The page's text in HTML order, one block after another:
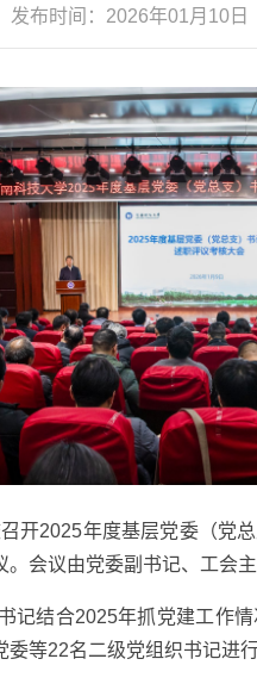
发布时间：2026年01月10
开2025年度基层党委（党
会议由党委副书记、工会
记结合2025年抓党建工作
等22名二级党组织书记进